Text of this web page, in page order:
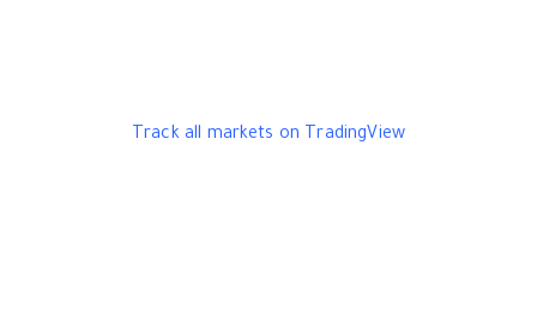
Track all markets on TradingView